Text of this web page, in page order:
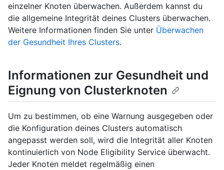
einzelner Knoten überwachen. Außerdem kannst du
die allgemeine Integrität deines Clusters überwachen.
Weitere Informationen finden Sie unter Überwachen
der Gesundheit Ihres Clusters.
Informationen zur Gesundheit und
Eignung von Clusterknoten
Um zu bestimmen, ob eine Warnung ausgegeben oder
die Konfiguration deines Clusters automatisch
angepasst werden soll, wird die Integrität aller Knoten
kontinuierlich von Node Eligibility Service überwacht.
Jeder Knoten meldet regelmäßig einen